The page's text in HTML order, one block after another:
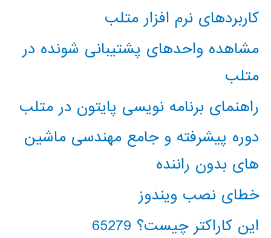
کاربردهای نرم افزار متلب
مشاهده واحدهای پشتیبانی شونده در
متلب
راهنمای برنامه نویسی پایتون در متلب
دوره پیشرفته و جامع مهندسی ماشین
های بدون راننده
خطای نصب ویندوز
این کاراکتر چیست؟ 65279